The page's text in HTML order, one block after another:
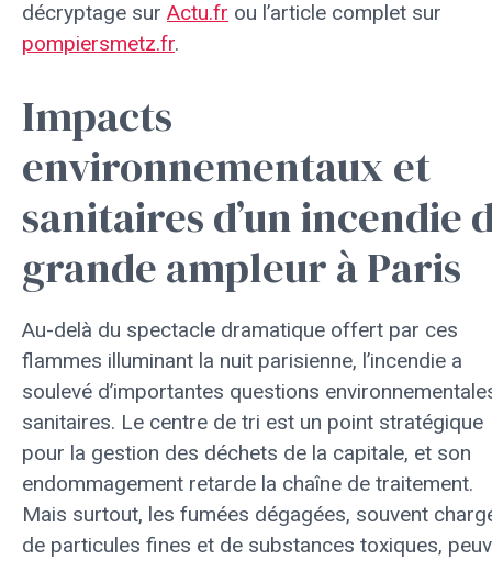
décryptage sur Actu.fr ou l’article complet sur
pompiersmetz.fr.
Impacts
environnementaux et
sanitaires d’un incendie
grande ampleur à Paris
Au-delà du spectacle dramatique offert par ces
flammes illuminant la nuit parisienne, l’incendie a
soulevé d’importantes questions
sanitaires. Le centre de tri est un point stratégique
pour la gestion des déchets de la capitale, et son
endommagement retarde la chaîne de traitement.
Mais surtout, les fumées dégagées, souvent
de particules fines et de substances toxiques,